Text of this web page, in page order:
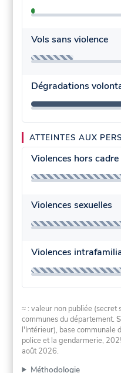
Vols sans violence
Dégradations
ATTEINTES AUX
Violences hors
Violences sexuelles
Violences
≈ : valeur non publiée
communes du département.
l'Intérieur), base communale
police et la gendarmerie,
août 2026.
Méthodologie